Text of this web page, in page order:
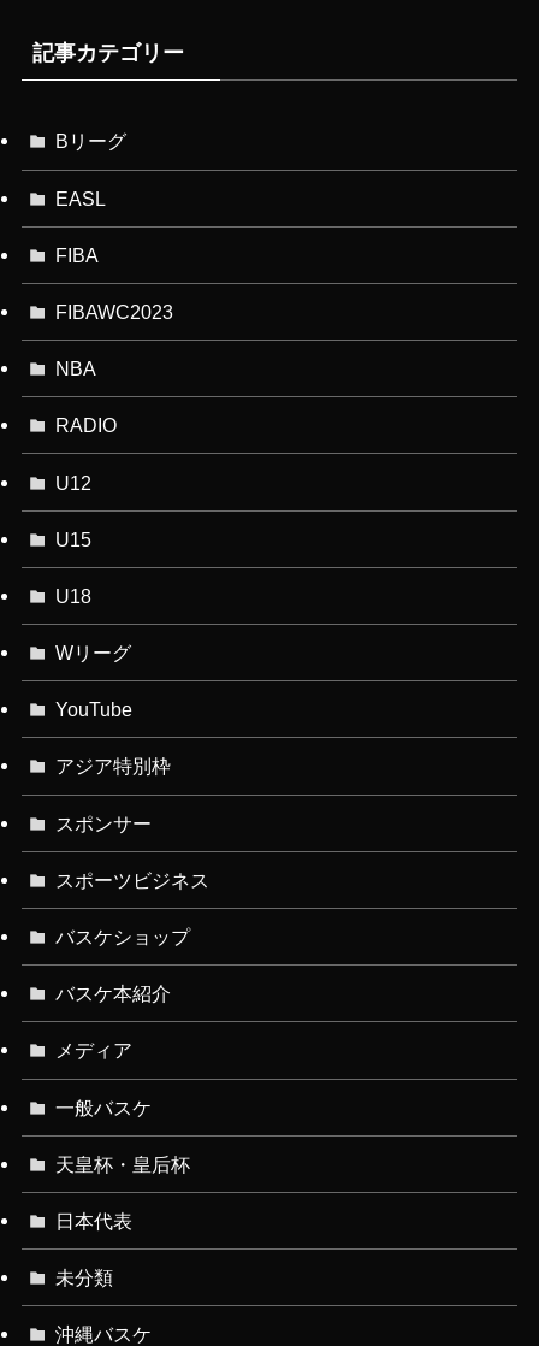
記事カテゴリー
Bリーグ
EASL
FIBA
FIBAWC2023
NBA
RADIO
U12
U15
U18
Wリーグ
YouTube
アジア特別枠
スポンサー
スポーツビジネス
バスケショップ
バスケ本紹介
メディア
一般バスケ
天皇杯・皇后杯
日本代表
未分類
沖縄バスケ